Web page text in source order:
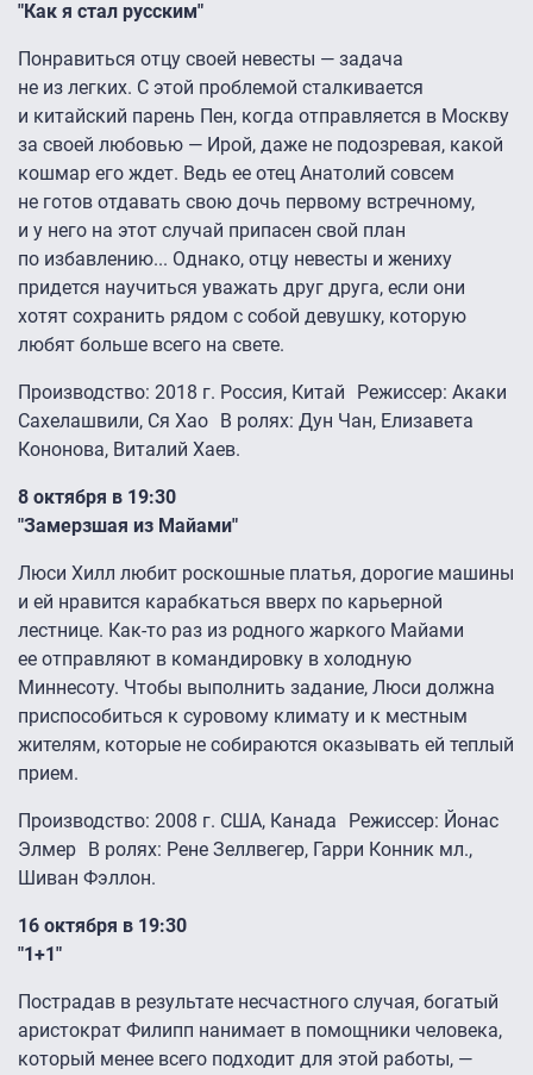
"Как я стал русским"
Понравиться отцу своей невесты — задача
не из легких. С этой проблемой сталкивается
и китайский парень Пен, когда отправляется в Москву
за своей любовью — Ирой, даже не подозревая, какой
кошмар его ждет. Ведь ее отец Анатолий совсем
не готов отдавать свою дочь первому встречному,
и у него на этот случай припасен свой план
по избавлению... Однако, отцу невесты и жениху
придется научиться уважать друг друга, если они
хотят сохранить рядом с собой девушку, которую
любят больше всего на свете.
Производство: 2018 г. Россия, Китай Режиссер: Акаки
Сахелашвили, Ся Хао В ролях: Дун Чан, Елизавета
Кононова, Виталий Хаев.
8 октября в 19:30
"Замерзшая из Майами"
Люси Хилл любит роскошные платья, дорогие машины
и ей нравится карабкаться вверх по карьерной
лестнице. Как-то раз из родного жаркого Майами
ее отправляют в командировку в холодную
Миннесоту. Чтобы выполнить задание, Люси должна
приспособиться к суровому климату и к местным
жителям, которые не собираются оказывать ей теплый
прием.
Производство: 2008 г. США, Канада Режиссер: Йонас
Элмер В ролях: Рене Зеллвегер, Гарри Конник мл.,
Шиван Фэллон.
16 октября в 19:30
"1+1″
Пострадав в результате несчастного случая, богатый
аристократ Филипп нанимает в помощники человека,
который менее всего подходит для этой работы, —